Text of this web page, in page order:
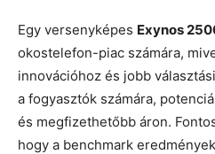
Egy versenyképes Exynos
okostelefon-piac számára,
innovációhoz és jobb
a fogyasztók számára,
és megfizethetőbb áron.
hogy a benchmark